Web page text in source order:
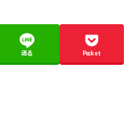
送る Pocket